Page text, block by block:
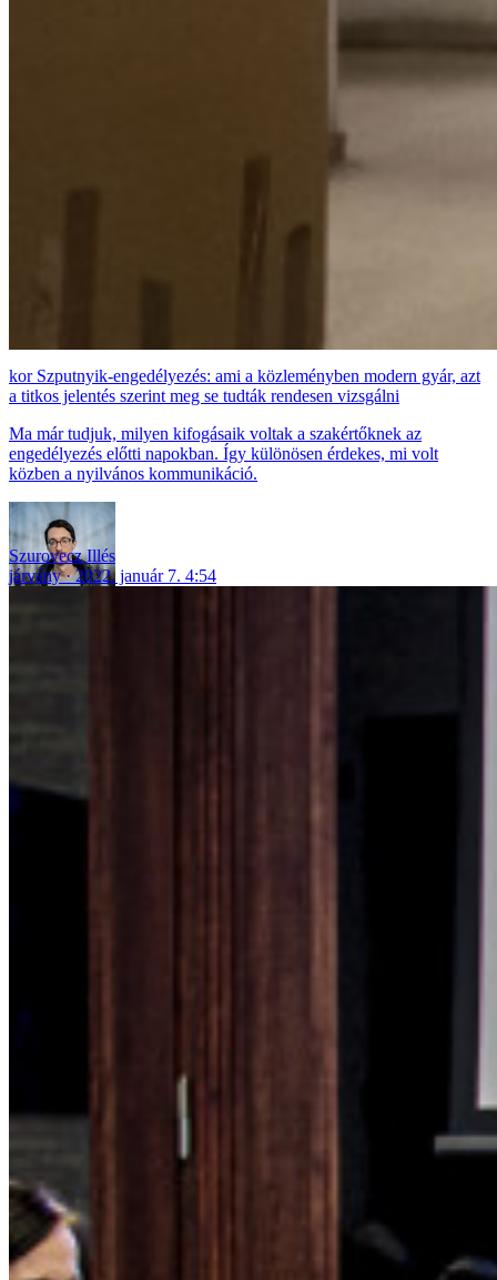
Szputnyik-engedélyezés: ami a közleményben modern gyár, azt
a titkos jelentés szerint meg se tudták rendesen vizsgálni
Ma már tudjuk, milyen kifogásaik voltak a szakértőknek az
engedélyezés előtti napokban. Így különösen érdekes, mi volt
közben a nyilvános kommunikáció.
Szurovecz Illés
járvány
2022. január 7. 4:54